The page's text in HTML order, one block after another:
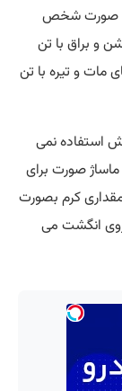
صورت شخص
و براق با تن
مات و تیره با تن
استفاده نمی
صورت برای
کرم بصورت
انگشت می